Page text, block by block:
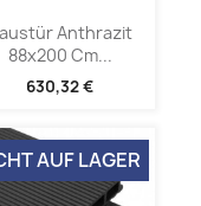
Anthrazit
88x200 Cm...
630,32 €
AUF LAGER